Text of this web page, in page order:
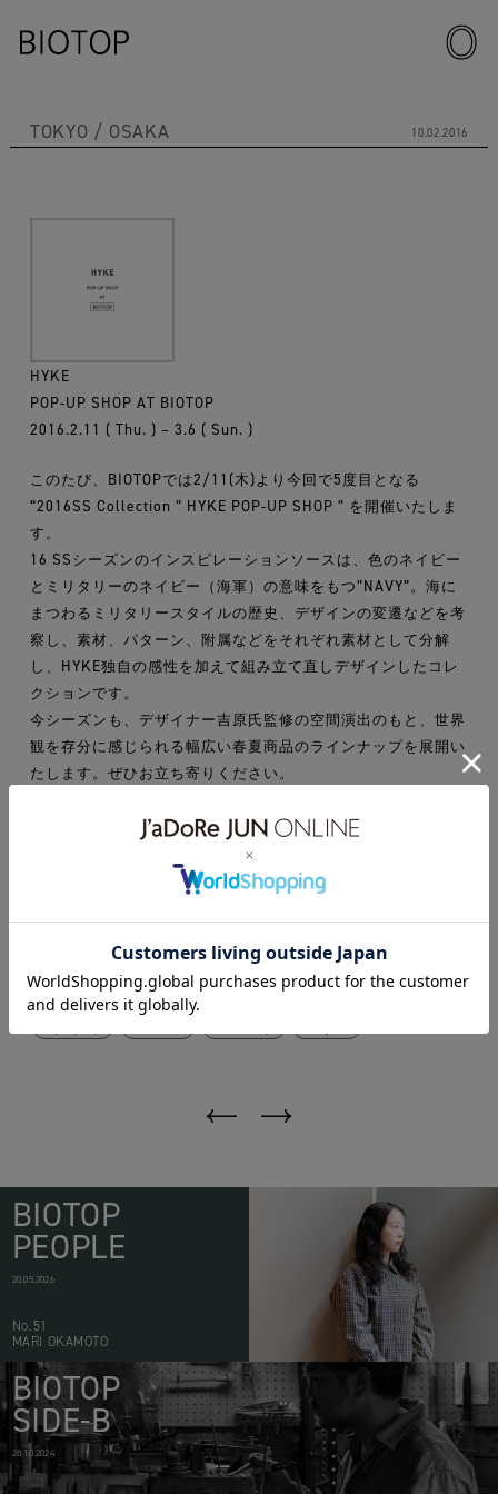
TOKYO OSAKA 10.02.2016
HYKE
POP-UP SHOP AT BIOTOP
2016.2.11 ( Thu. ) – 3.6 ( Sun. )
このたび、BIOTOPでは2/11(木)より今回で5度目となる
“2016SS Collection “ HYKE POP-UP SHOP ” を開催いたしま
す。
16 SSシーズンのインスピレーションソースは、色のネイビー
とミリタリーのネイビー（海軍）の意味をもつ”NAVY”。海に
まつわるミリタリースタイルの歴史、デザインの変遷などを考
察し、素材、パターン、附属などをそれぞれ素材として分解
し、HYKE独自の感性を加えて組み立て直しデザインしたコレ
クションです。
今シーズンも、デザイナー吉原氏監修の空間演出のもと、世界
観を存分に感じられる幅広い春夏商品のラインナップを展開い
たします。ぜひお立ち寄りください。
※ご来店のお客様優先となります為、お取り置きは承りかねま
※通信販売ご希望のお客様は、2/15(月)からの承りとなります
ので、ご了承くださいませ。
BIOTOP
PEOPLE
20.05.2026
No.51
MARI OKAMOTO
BIOTOP
SIDE-B
28.10.2024